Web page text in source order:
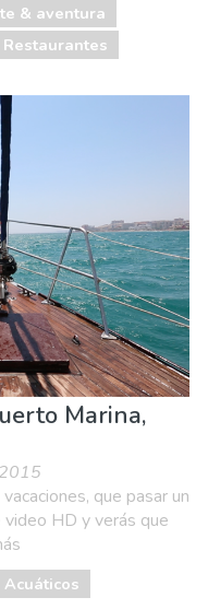
& aventura
Restaurantes
Marina,
que pasar un
HD y verás que